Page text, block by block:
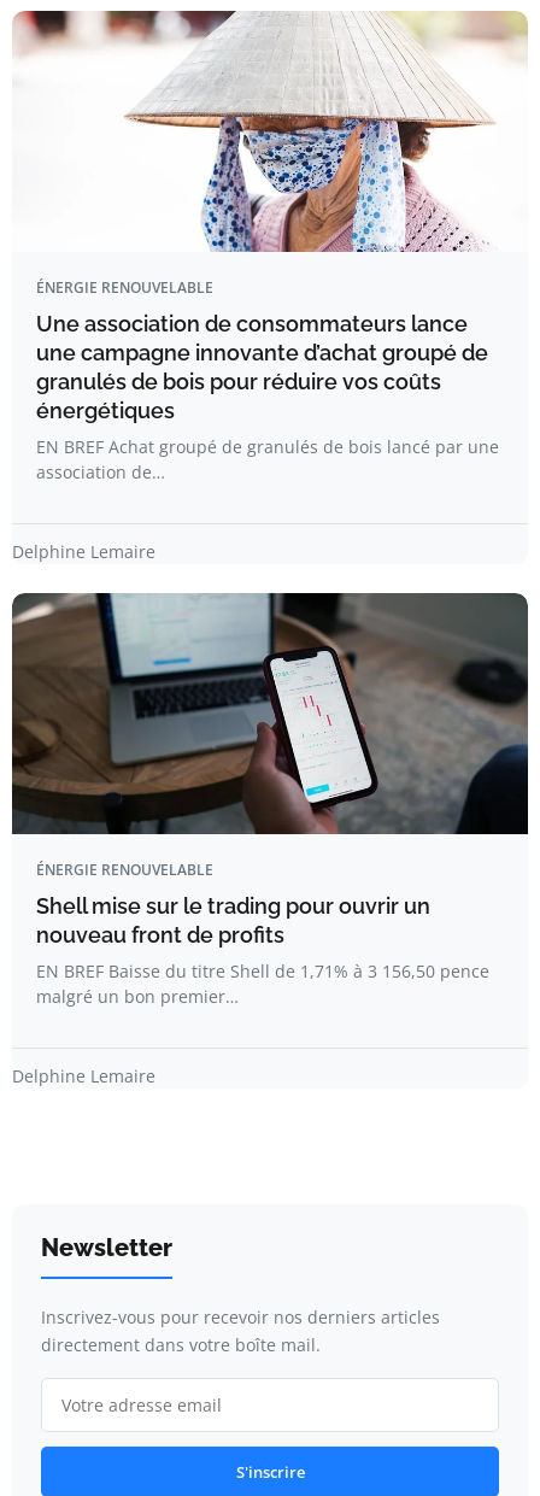
ÉNERGIE RENOUVELABLE
Une association de consommateurs lance
une campagne innovante d’achat groupé de
granulés de bois pour réduire vos coûts
énergétiques
EN BREF Achat groupé de granulés de bois lancé par une
association de…
Delphine Lemaire
ÉNERGIE RENOUVELABLE
Shell mise sur le trading pour ouvrir un
nouveau front de profits
EN BREF Baisse du titre Shell de 1,71% à 3 156,50 pence
malgré un bon premier…
Delphine Lemaire
Newsletter
Inscrivez-vous pour recevoir nos derniers articles
directement dans votre boîte mail.
S'inscrire